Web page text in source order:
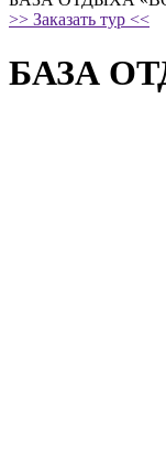
>> Заказать тур <<
БАЗА